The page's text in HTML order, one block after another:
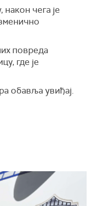
након чега је
повреда
где је
обавља увиђај.